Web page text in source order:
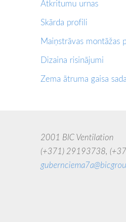
Atkritumu urnas
Skārda profili
Maiņstrāvas montāžas
Dizaina risinājumi
Zema ātruma gaisa
2001 BIC Ventilation
(+371) 29193738,